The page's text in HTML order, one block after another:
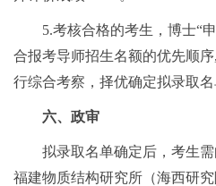
5.考核合格的考生，博士“
合报考导师招生名额的优先顺
行综合考察，择优确定拟录取名
六、政审
拟录取名单确定后，考生
福建物质结构研究所（海西研